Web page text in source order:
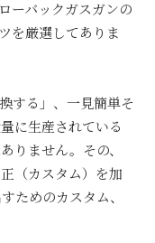
ーバックガスガンの
を厳選してありま
する」、一見簡単そ
に生産されている
りません。その、
（カスタム）を加
ためのカスタム、